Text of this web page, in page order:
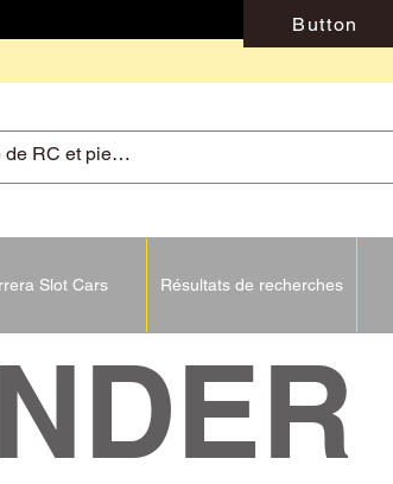
Button
Slot Cars Résultats de recherches